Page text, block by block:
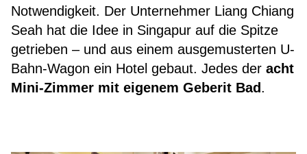
Notwendigkeit. Der Unternehmer Liang Chiang
Seah hat die Idee in Singapur auf die Spitze
getrieben – und aus einem ausgemusterten U-
Bahn-Wagon ein Hotel gebaut. Jedes der acht
Mini-Zimmer mit eigenem Geberit Bad.